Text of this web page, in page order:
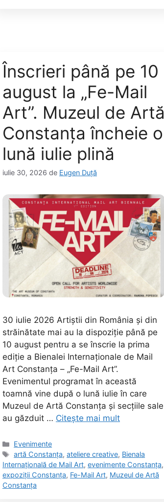
Înscrieri până pe 10
august la „Fe-Mail
Art”. Muzeul de Artă
Constanța încheie o
lună iulie plină
iulie 30, 2026 de Eugen Duță
30 iulie 2026 Artiștii din România și din
străinătate mai au la dispoziție până pe
10 august pentru a se înscrie la prima
ediție a Bienalei Internaționale de Mail
Art Constanța – „Fe-Mail Art”.
Evenimentul programat în această
toamnă vine după o lună iulie în care
Muzeul de Artă Constanța și secțiile sale
au găzduit … Citește mai mult
Categorii
Evenimente
Etichete
artă Constanța,ateliere creative, Bienala
Internațională de Mail Art, evenimente Constanța,
expoziții Constanța, Fe-Mail Art, Muzeul de Artă
Constanța